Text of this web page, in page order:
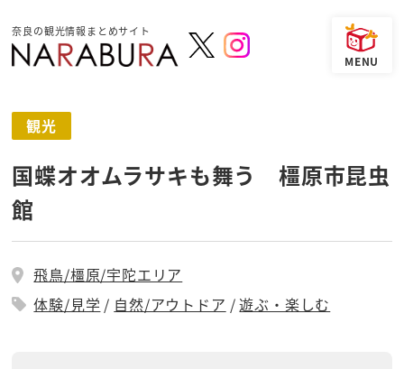
奈良の観光情報まとめサイト
観光
国蝶オオムラサキも舞う 橿原市昆虫
館
飛鳥/橿原/宇陀エリア
体験/見学
自然/アウトドア 遊ぶ・楽しむ